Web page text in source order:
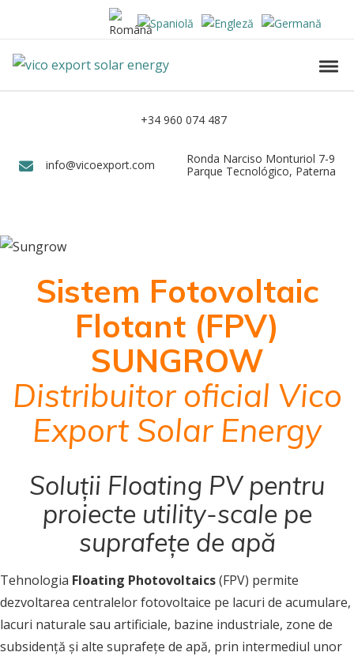
Vico Export Solar Energy
Teléfono
+34 960 074 487
Email
info@vicoexport.com Dirección
Ronda Narciso Monturiol 7-9
Parque Tecnológico, Paterna
Sistem Fotovoltaic
Flotant (FPV)
SUNGROW
Distribuitor oficial Vico
Export Solar Energy
Soluții Floating PV pentru
proiecte utility-scale pe
suprafețe de apă
Tehnologia Floating Photovoltaics(FPV) permite
dezvoltarea centralelor fotovoltaice pe lacuri de acumulare,
lacuri naturale sau artificiale, bazine industriale, zone de
subsidență și alte suprafețe de apă, prin intermediul unor